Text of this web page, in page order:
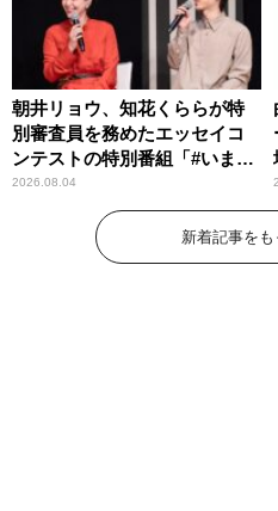
朝井リョウ、知花くららが特
別審査員を務めたエッセイコ
ンテストの特別番組「#いまあ
なたに伝えたいこと」
2026.08.04
新着記事を